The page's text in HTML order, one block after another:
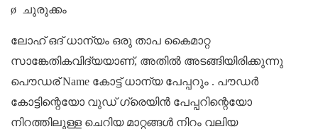
ø ചുരുക്കം
ലോഹ്ഒദ് ധാന്യം ഒരു താപ കൈമാറ്റ
സാങ്കേതികവിദ്യയാണ്, അതിൽ അടങ്ങിയിരിക്കുന്നു
പൌഡര് Name കോട്ട്ധാന്യ പേപ്പറും . പൗഡർ
കോട്ടിന്റെയോ വുഡ് ഗ്രെയിൻ പേപ്പറിന്റെയോ
നിറത്തിലുള്ള ചെറിയ മാറ്റങ്ങൾ നിറം വലിയ